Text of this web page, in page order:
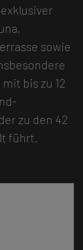
sowie
bis zu 12
zu den 42
führt.